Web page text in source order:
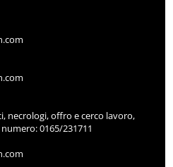
necrologi, offro e cerco lavoro,
0165/231711